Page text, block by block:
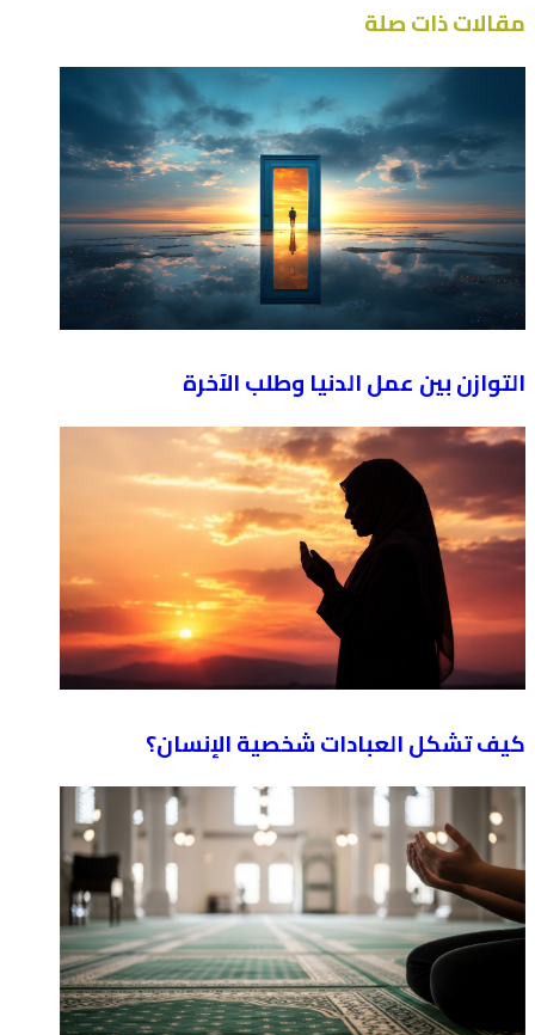
مقالات ذات صلة
التوازن بين عمل الدنيا وطلب الآخرة
كيف تشكل العبادات شخصية الإنسان؟